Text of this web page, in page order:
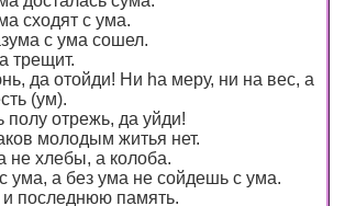
сходят с ума.
с ума сошел.
трещит.
да отойди! Ни ha меру, ни на вес, а
(ум).
полу отрежь, да уйди!
молодым житья нет.
не хлебы, а колоба.
ума, а без ума не сойдешь с ума.
и последнюю память.